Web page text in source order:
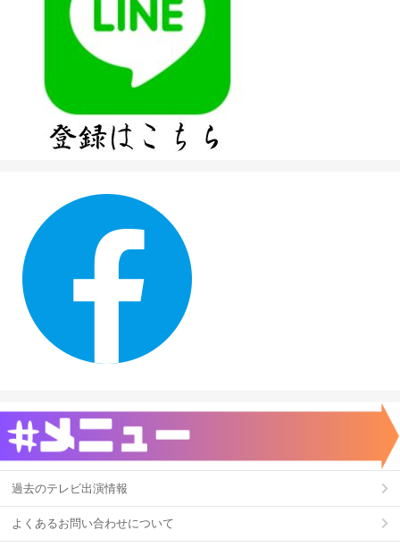
過去のテレビ出演情報
よくあるお問い合わせについて